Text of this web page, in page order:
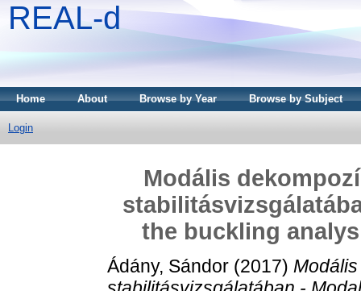
REAL-d
Home About Browse by Year Browse by Subject
Login
Modális
the buckling
Ádány, Sándor (2017)